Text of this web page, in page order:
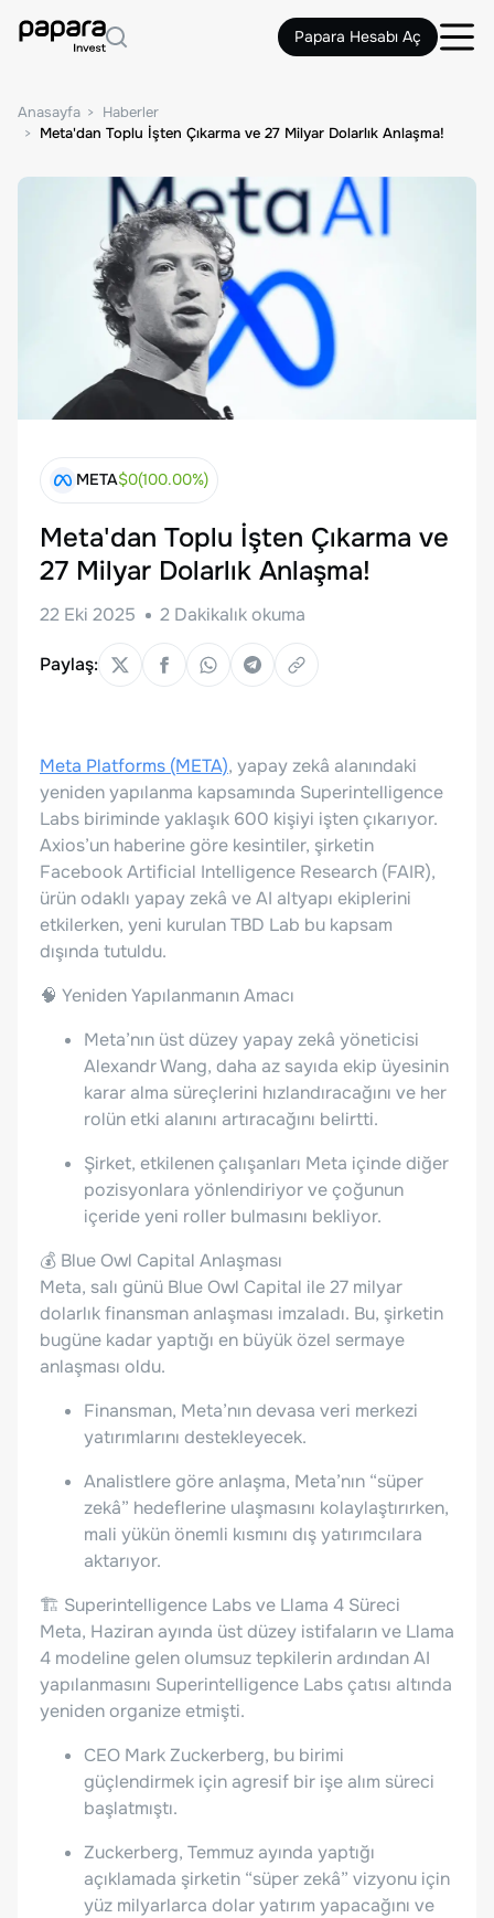
Papara Hesabı Aç
Anasayfa
Haberler
Meta'dan Toplu İşten Çıkarma ve 27 Milyar Dolarlık Anlaşma!
META$0(100.00%)
Meta'dan Toplu İşten Çıkarma ve
27 Milyar Dolarlık Anlaşma!
22 Eki 2025 2 Dakikalık okuma
Paylaş:
Meta Platforms (META), yapay zekâ alanındaki
yeniden yapılanma kapsamında Superintelligence
Labs biriminde yaklaşık 600 kişiyi işten çıkarıyor.
Axios’un haberine göre kesintiler, şirketin
Facebook Artificial Intelligence Research (FAIR),
ürün odaklı yapay zekâ ve AI altyapı ekiplerini
etkilerken, yeni kurulan TBD Lab bu kapsam
dışında tutuldu.
🧠 Yeniden Yapılanmanın Amacı
Meta’nın üst düzey yapay zekâ yöneticisi
Alexandr Wang, daha az sayıda ekip üyesinin
karar alma süreçlerini hızlandıracağını ve her
rolün etki alanını artıracağını belirtti.
Şirket, etkilenen çalışanları Meta içinde diğer
pozisyonlara yönlendiriyor ve çoğunun
içeride yeni roller bulmasını bekliyor.
💰 Blue Owl Capital Anlaşması
Meta, salı günü Blue Owl Capital ile 27 milyar
dolarlık finansman anlaşması imzaladı. Bu, şirketin
bugüne kadar yaptığı en büyük özel sermaye
anlaşması oldu.
Finansman, Meta’nın devasa veri merkezi
yatırımlarını destekleyecek.
Analistlere göre anlaşma, Meta’nın “süper
zekâ” hedeflerine ulaşmasını kolaylaştırırken,
mali yükün önemli kısmını dış yatırımcılara
aktarıyor.
🏗 Superintelligence Labs ve Llama 4 Süreci
Meta, Haziran ayında üst düzey istifaların ve Llama
4 modeline gelen olumsuz tepkilerin ardından AI
yapılanmasını Superintelligence Labs çatısı altında
yeniden organize etmişti.
CEO Mark Zuckerberg, bu birimi
güçlendirmek için agresif bir işe alım süreci
başlatmıştı.
Zuckerberg, Temmuz ayında yaptığı
açıklamada şirketin “süper zekâ” vizyonu için
yüz milyarlarca dolar yatırım yapacağını ve